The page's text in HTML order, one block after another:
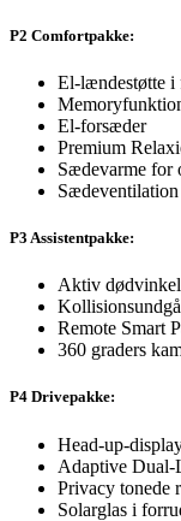
P2 Comfortpakke:
El-lændestøtte i
El-forsæder
Premium
Sædevarme for
P3 Assistentpakke:
Aktiv
Remote Smart
360 graders
P4 Drivepakke:
Head-up-
Adaptive
Privacy tonede
Solarglas i